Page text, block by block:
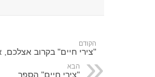
הקודם
"צירי חיים" בקרוב אצלכם,
הבא
"צירי חיים" הספר